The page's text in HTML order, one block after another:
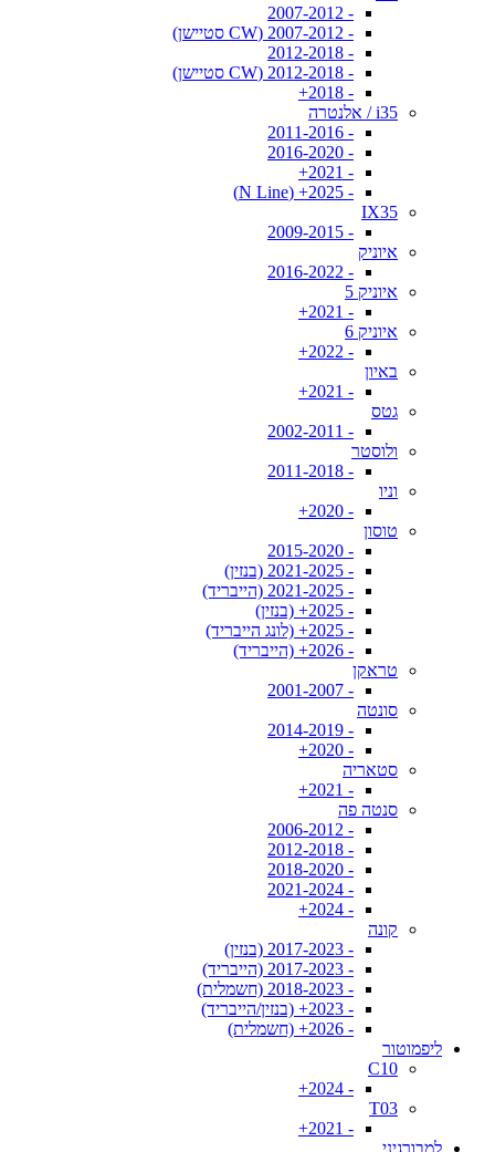
- 2007-2012
- 2007-2012 (CW סטיישן)
- 2012-2018
- 2012-2018 (CW סטיישן)
- 2018+
i35 / אלנטרה
- 2011-2016
- 2016-2020
- 2021+
- 2025+ (N Line)
IX35
- 2009-2015
איוניק
- 2016-2022
איוניק 5
- 2021+
איוניק 6
- 2022+
באיון
- 2021+
גטס
- 2002-2011
ולוסטר
- 2011-2018
וניו
- 2020+
טוסון
- 2015-2020
- 2021-2025 (בנזין)
- 2021-2025 (הייבריד)
- 2025+ (בנזין)
- 2025+ (לונג הייבריד)
- 2026+ (הייבריד)
טראקן
- 2001-2007
סונטה
- 2014-2019
- 2020+
סטאריה
- 2021+
סנטה פה
- 2006-2012
- 2012-2018
- 2018-2020
- 2021-2024
- 2024+
קונה
- 2017-2023 (בנזין)
- 2017-2023 (הייבריד)
- 2018-2023 (חשמלית)
- 2023+ (בנזין/הייבריד)
- 2026+ (חשמלית)
ליפמוטור
C10
- 2024+
T03
- 2021+
למבורגיני